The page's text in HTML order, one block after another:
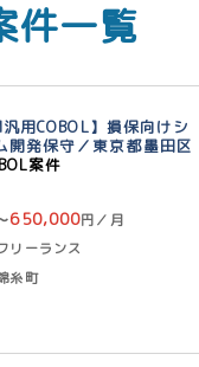
件一覧
汎用COBOL】損保向けシ
開発保守／東京都墨田区
案件
650,000円／月
リーランス
糸町